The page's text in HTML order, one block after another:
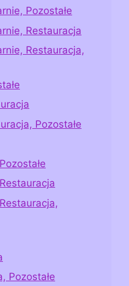
Pozostałe
Restauracja
Restauracja,
Pozostałe
Pozostałe